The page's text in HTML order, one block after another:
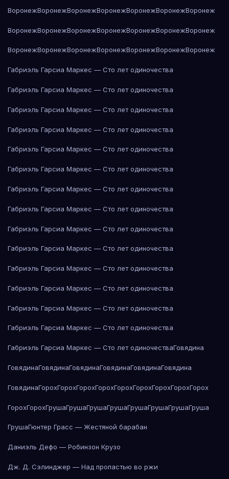
ВоронежВоронежВоронежВоронежВоронежВоронежВоронеж
ВоронежВоронежВоронежВоронежВоронежВоронежВоронеж
ВоронежВоронежВоронежВоронежВоронежВоронежВоронеж
Габриэль Гарсиа Маркес — Сто лет одиночества
Габриэль Гарсиа Маркес — Сто лет одиночества
Габриэль Гарсиа Маркес — Сто лет одиночества
Габриэль Гарсиа Маркес — Сто лет одиночества
Габриэль Гарсиа Маркес — Сто лет одиночества
Габриэль Гарсиа Маркес — Сто лет одиночества
Габриэль Гарсиа Маркес — Сто лет одиночества
Габриэль Гарсиа Маркес — Сто лет одиночества
Габриэль Гарсиа Маркес — Сто лет одиночества
Габриэль Гарсиа Маркес — Сто лет одиночества
Габриэль Гарсиа Маркес — Сто лет одиночества
Габриэль Гарсиа Маркес — Сто лет одиночества
Габриэль Гарсиа Маркес — Сто лет одиночества
Габриэль Гарсиа Маркес — Сто лет одиночества
Габриэль Гарсиа Маркес — Сто лет одиночестваГовядина
ГовядинаГовядинаГовядинаГовядинаГовядинаГовядина
ГовядинаГорохГорохГорохГорохГорохГорохГорохГорохГорох
ГорохГорохГрушаГрушаГрушаГрушаГрушаГрушаГрушаГруша
ГрушаГюнтер Грасс — Жестяной барабан
Даниэль Дефо — Робинзон Крузо
Дж. Д. Сэлинджер — Над пропастью во ржи